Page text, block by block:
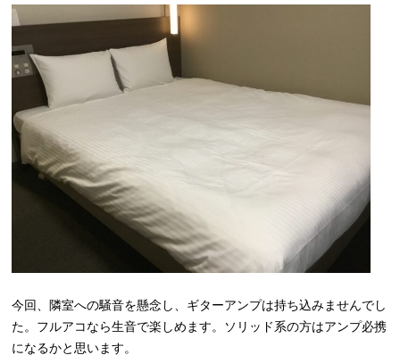
今回、隣室への騒音を懸念し、ギターアンプは持ち込みませんでし
た。フルアコなら生音で楽しめます。ソリッド系の方はアンプ必携
になるかと思います。